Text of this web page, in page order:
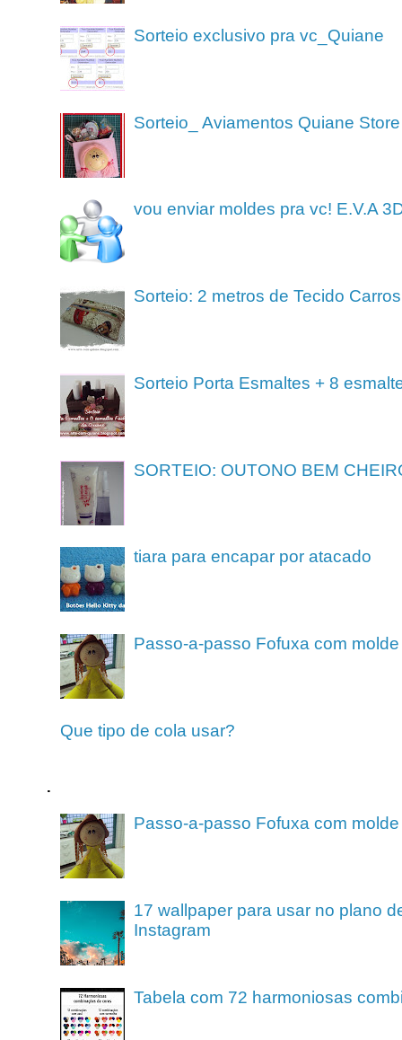
Sorteio exclusivo pra vc_Quiane
Sorteio_ Aviamentos Quiane Store
vou enviar moldes pra vc! E.V.A
Sorteio: 2 metros de Tecido Carros
Sorteio Porta Esmaltes + 8
SORTEIO: OUTONO BEM
tiara para encapar por atacado
Passo-a-passo Fofuxa com molde
Que tipo de cola usar?
.
Passo-a-passo Fofuxa com molde
17 wallpaper para usar no plano
Instagram
Tabela com 72 harmoniosas